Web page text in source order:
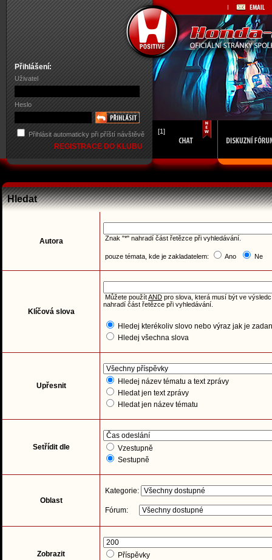
Přihlášení:
Uživatel
Heslo
Přihlásit automaticky při příští návštěvě
REGISTRACE DO KLUBU
[1]
Hledat
Autora Znak "*" nahradí část řetězce při vyhledávání.
pouze témata, kde je zakladatelem: Ano Ne
Klíčová slova
Můžete použítAND pro slova, která musí být ve
nahradí část řetězce při vyhledávání.
Hledej kterékoliv slovo nebo výraz jak je
Hledej všechna slova
Upřesnit
Hledej název tématu a text zprávy
Hledat jen text zprávy
Hledat jen název tématu
Setřídit dle
Vzestupně
Sestupně
Oblast
Kategorie:
Fórum:
Zobrazit
Příspěvky